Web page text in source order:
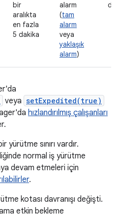
bir
aralıkta
en fazla
5 dakika
alarm
(tam
alarm
veya
yaklaşık
alarm)
dışı
veya setExpedited(true)
hızlandırılmış çalışanları
yürütme sınırı vardır.
normal iş yürütme
devam etmeleri için
.
kotası davranışı değişti.
etkin bekleme